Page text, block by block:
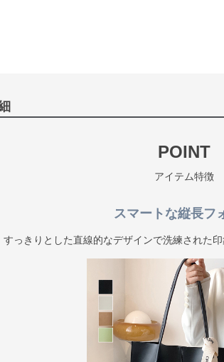
POINT
アイテム特徴
スマートな縦長フ
すっきりとした直線的なデザインで洗練された印